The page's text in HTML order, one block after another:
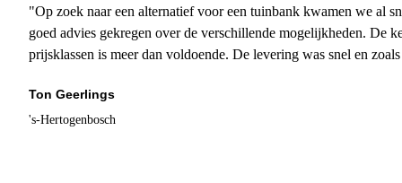
"Op zoek naar een alternatief voor een tuinbank kwamen we al
goed advies gekregen over de verschillende mogelijkheden. De
prijsklassen is meer dan voldoende. De levering was snel en
Ton Geerlings
's-Hertogenbosch